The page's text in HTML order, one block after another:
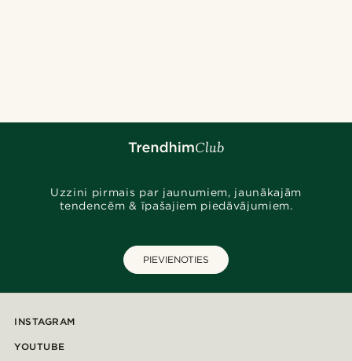
Uzzini pirmais par jaunumiem, jaunākajām
tendencēm & īpašajiem piedāvājumiem.
PIEVIENOTIES
INSTAGRAM
YOUTUBE